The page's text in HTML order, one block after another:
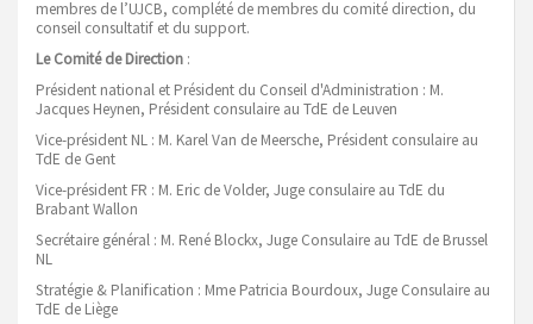
membres de l’UJCB, complété de membres du comité direction, du
conseil consultatif et du support.
LeComité de Direction :
Président national et Président du Conseil d'Administration : M.
Jacques Heynen, Président consulaire au TdE de Leuven
Vice-président NL : M. Karel Van de Meersche, Président consulaire au
TdE de Gent
Vice-président FR : M. Eric de Volder, Juge consulaire au TdE du
Brabant Wallon
Secrétaire général : M. René Blockx, Juge Consulaire au TdE de Brussel
NL
Stratégie & Planification : Mme Patricia Bourdoux, Juge Consulaire au
TdE de Liège